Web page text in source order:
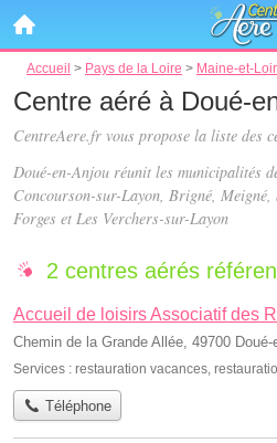
Accueil > Pays de la Loire > Maine-et-
Centre aéré à Doué-
CentreAere.fr vous propose la liste des
Doué-en-Anjou réunit les municipalités
Concourson-sur-Layon, Brigné, Meigné,
Forges et Les Verchers-sur-Layon
2 centres aérés
Accueil de loisirs Associatif des
Chemin de la Grande Allée, 49700 Doué-
Services : restauration vacances,
Téléphone